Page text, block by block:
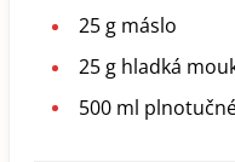
25 g máslo
25 g hladká
500 ml